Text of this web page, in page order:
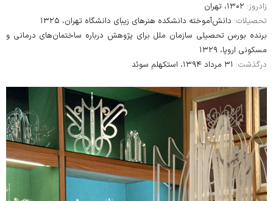
زادروز:
تحصیلات: دانش‌آموخته دانشکده هنرهای زیبای دانشگاه تهران، ۱۳۲۵
برنده بورس تحصیلی سازمان ملل برای پژوهش درباره ساختمان‌های درمانی و
مسکونی اروپا، ۱۳۲۹
درگذشت: